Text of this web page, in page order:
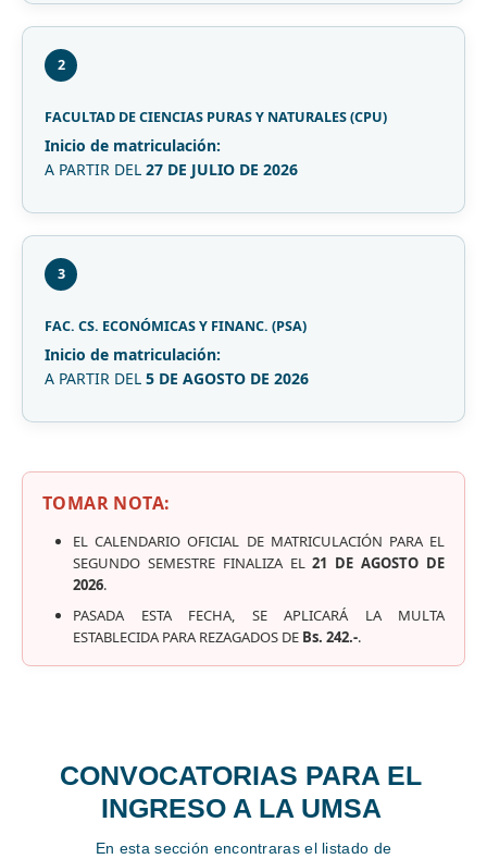
2
FACULTAD DE CIENCIAS PURAS Y NATURALES (CPU)
Inicio de matriculación:
A PARTIR DEL 27 DE JULIO DE 2026
3
FAC. CS. ECONÓMICAS Y FINANC. (PSA)
Inicio de matriculación:
A PARTIR DEL 5 DE AGOSTO DE 2026
TOMAR NOTA:
EL CALENDARIO OFICIAL DE MATRICULACIÓN PARA EL
SEGUNDO SEMESTRE FINALIZA EL21 DE AGOSTO DE
2026.
PASADA ESTA FECHA, SE APLICARÁ LA MULTA
ESTABLECIDA PARA REZAGADOS DE Bs. 242.-.
CONVOCATORIAS PARA EL
INGRESO A LA UMSA
En esta sección encontraras el listado de